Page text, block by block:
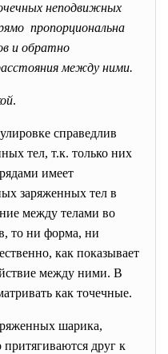
неподвижных
пропорциональна
и обратно
между ними.
.
справедлив
тел, т.к. только них
имеет
заряженных тел в
между телами во
то ни форма, ни
как показывает
между ними. В
как точечные.
шарика,
друг к